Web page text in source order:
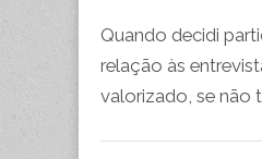
Quando decidi
relação às
valorizado, se não